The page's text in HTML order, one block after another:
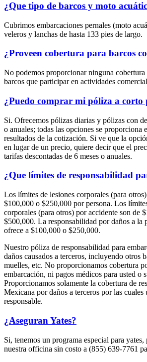
¿Que tipo de barcos y moto
Cubrimos embarcaciones pernales (moto
veleros y lanchas de hasta 133 pies de largo.
¿Proveen cobertura para barcos
No podemos proporcionar ninguna cobertura
barcos que participar en actividades
¿Puedo comprar mi póliza a corto
Si. Ofrecemos pólizas diarias y pólizas con
o anuales; todas las opciones se proporciona
resultados de la cotización. Si ve que la
en lugar de un precio, quiere decir que el
tarifas descontadas de 6 meses o anuales.
¿Que límites de responsabilidad
Los límites de lesiones corporales (para
$100,000 o $250,000 por persona. Los
corporales (para otros) por accidente son de
$500,000. La responsabilidad por daños a la
ofrece a $100,000 o $250,000.
Nuestro póliza de responsabilidad para
daños causados a terceros, incluyendo otros
muelles, etc. No proporcionamos cobertura
embarcación, ni pagos médicos para usted o
Proporcionamos solamente la cobertura de
Mexicana por daños a terceros por las cuales
responsable.
¿Aseguran Yates?
Si, tenemos un programa especial para
nuestra officina sin costo a (855) 639-7761